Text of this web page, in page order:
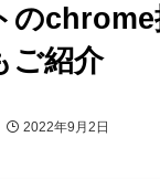
のchrome
ご紹介
2022年9月2日